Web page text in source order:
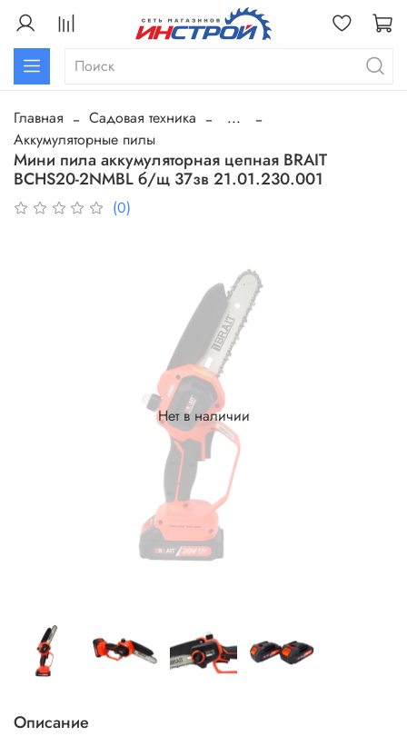
Главная Садовая техника
...
Аккумуляторные пилы
Мини пила аккумуляторная цепная BRAIT
BCHS20-2NMBL б/щ 37зв 21.01.230.001
(0)
Нет в наличии
Описание